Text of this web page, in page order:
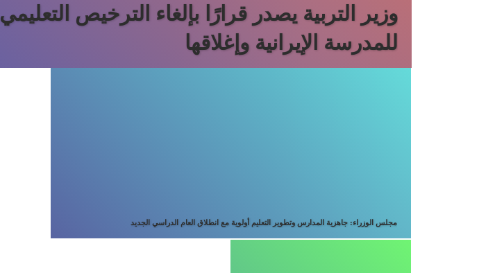
وزير التربية يصدر قرارًا بإلغاء الترخيص التعليمي
للمدرسة الإيرانية وإغلاقها
مجلس الوزراء: جاهزية المدارس وتطوير التعليم أولوية مع انطلاق العام الدراسي الجديد